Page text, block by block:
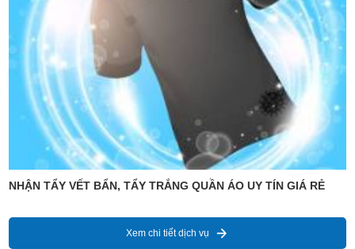
NHẬN TẨY VẾT BẨN, TẨY TRẮNG QUẦN ÁO UY TÍN GIÁ RẺ
Xem chi tiết dịch vụ